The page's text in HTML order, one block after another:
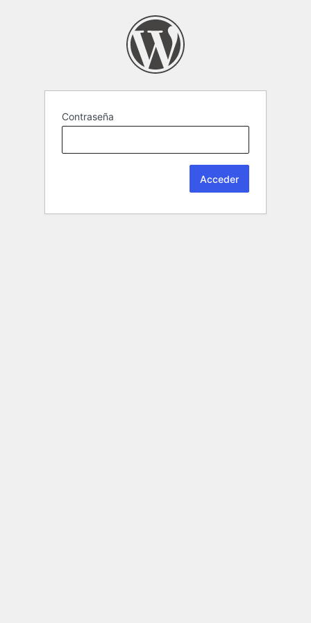
Contraseña